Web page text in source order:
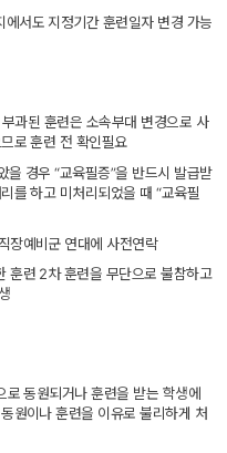
서도 지정기간 훈련일자 변경 가능
과된 훈련은 소속부대 변경으로 사
로 훈련 전 확인필요
경우 “교육필증”을 반드시 발급받
를 하고 미처리되었을 때 “교육필
장예비군 연대에 사전연락
훈련 2차 훈련을 무단으로 불참하고
동원되거나 훈련을 받는 학생에
원이나 훈련을 이유로 불리하게 처